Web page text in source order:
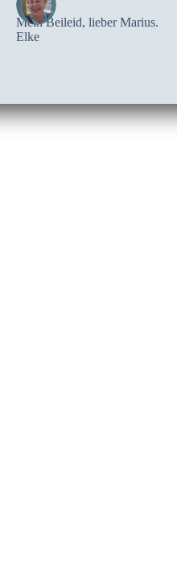
Mein Beileid, lieber Marius.
Elke